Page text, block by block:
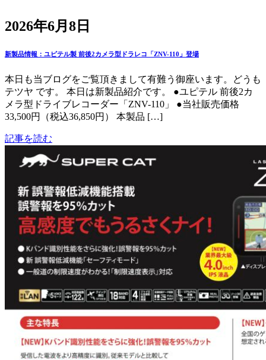
2026年6月8日
新製品情報：ユピテル製 前後2カメラ型ドラレコ「ZNV-110」登場
本日も当ブログをご覧頂きまして有難う御座います。どうも
テツヤ です。 本日は新製品紹介です。 ●ユピテル 前後2カ
メラ型ドライブレコーダー「ZNV-110」 ●当社販売価格
33,500円（税込36,850円） 本製品 […]
記事を読む